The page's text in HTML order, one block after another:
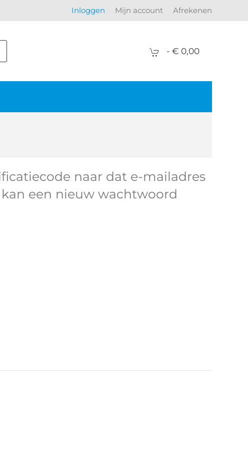
Inloggen Mijn account Afrekenen
- € 0,00
naar dat e-mailadres
een nieuw wachtwoord